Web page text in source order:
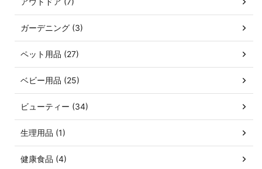
ガーデニング (3)
ペット用品 (27)
ベビー用品 (25)
ビューティー (34)
生理用品 (1)
健康食品 (4)